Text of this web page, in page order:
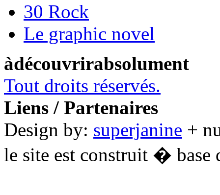
30 Rock
Le graphic novel
àdécouvrirabsolument
Tout droits réservés.
Liens / Partenaires
Design by: superjanine +
le site est construit � base